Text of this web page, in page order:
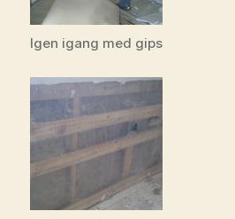
Igen igang med gips